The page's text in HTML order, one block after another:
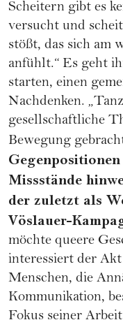
Scheitern gibt es
versucht und
stößt, das sich am
anfühlt.“ Es geht
starten, einen
Nachdenken.
gesellschaftliche
Bewegung
Missstände
der zuletzt als
Vöslauer-
möchte queere
interessiert der Akt
Menschen, die
Kommunikation,
Fokus seiner